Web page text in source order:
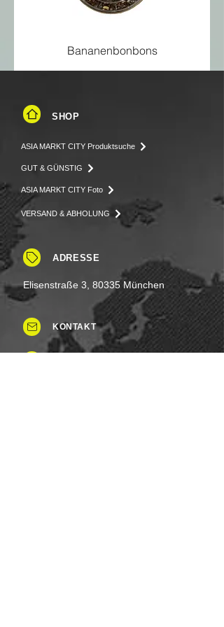
Bananenbonbons
SHOP
ASIA MARKT CITY Produktsuche
GUT & GÜNSTIG
ASIA MARKT CITY Foto
VERSAND & ABHOLUNG
ADRESSE
Elisenstraße 3, 80335 München
KONTAKT